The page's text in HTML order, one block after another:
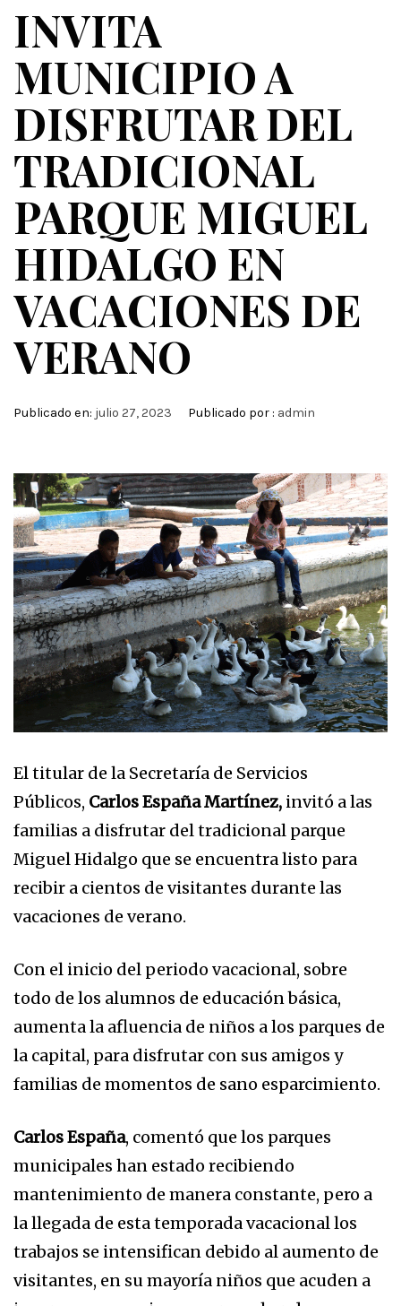
INVITA
MUNICIPIO A
DISFRUTAR DEL
TRADICIONAL
PARQUE MIGUEL
HIDALGO EN
VACACIONES DE
VERANO
Publicado en: julio 27, 2023 Publicado por : admin
El titular de la Secretaría de Servicios
Públicos, Carlos España Martínez, invitó a las
familias a disfrutar del tradicional parque
Miguel Hidalgo que se encuentra listo para
recibir a cientos de visitantes durante las
vacaciones de verano.
Con el inicio del periodo vacacional, sobre
todo de los alumnos de educación básica,
aumenta la afluencia de niños a los parques de
la capital, para disfrutar con sus amigos y
familias de momentos de sano esparcimiento.
Carlos España, comentó que los parques
municipales han estado recibiendo
mantenimiento de manera constante, pero a
la llegada de esta temporada vacacional los
trabajos se intensifican debido al aumento de
visitantes, en su mayoría niños que acuden a